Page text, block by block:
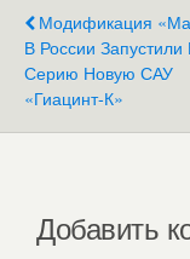
Модификация
В России Запустили
Серию Новую САУ
«Гиацинт-К»
Добавить